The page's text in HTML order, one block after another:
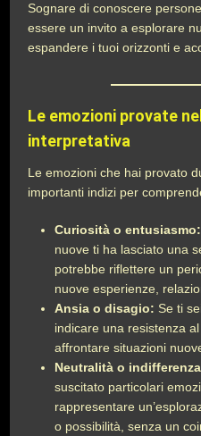
Sognare di conoscere
essere un invito a esplorare
espandere i tuoi orizzonti e
Le emozioni provate
interpretativa
Le emozioni che hai provato
importanti indizi per
Curiosità o entusiasmo:
nuove ti ha lasciato una
potrebbe riflettere un
nuove esperienze,
Ansia o disagio: Se ti
indicare una resistenza
affrontare situazioni
Neutralità o
suscitato particolari
rappresentare
o possibilità, senza un